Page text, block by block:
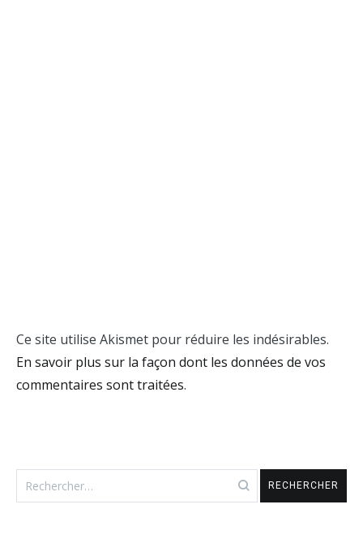
Ce site utilise Akismet pour réduire les indésirables.
En savoir plus sur la façon dont les données de vos
commentaires sont traitées.
Rechercher :